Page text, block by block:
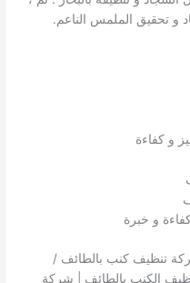
و تحقيق الملمس الناعم.
و كفاءة
و خبرة
تنظيف كنب بالطائف /
الكنب بالطائف | شركة